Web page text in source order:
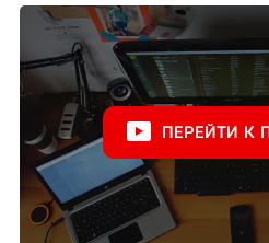
ПЕРЕЙТИ К